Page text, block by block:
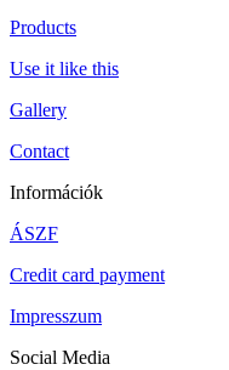
Products
Use it like this
Gallery
Contact
Információk
ÁSZF
Credit card payment
Impresszum
Social Media